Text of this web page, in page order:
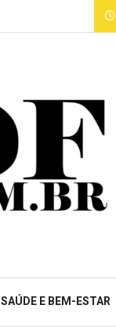
SAÚDE E BEM-ESTAR